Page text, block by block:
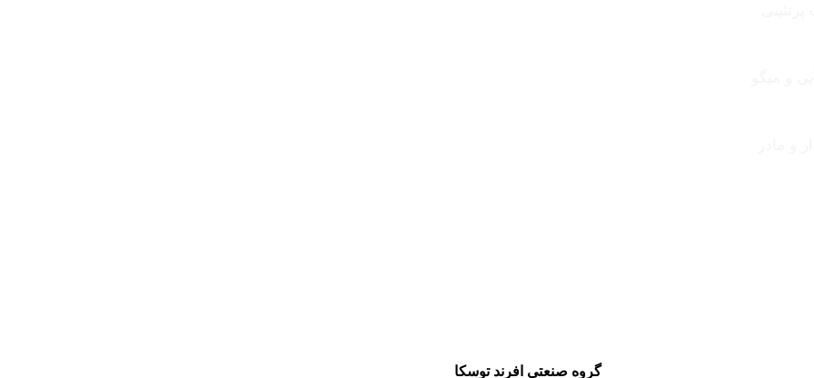
گروه صنعتی افرند توسکا